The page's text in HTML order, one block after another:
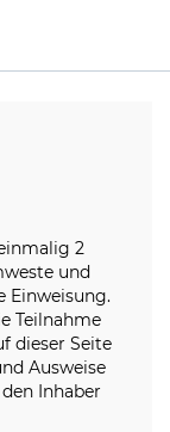
2
und
Einweisung.
Teilnahme
dieser Seite
Ausweise
Inhaber